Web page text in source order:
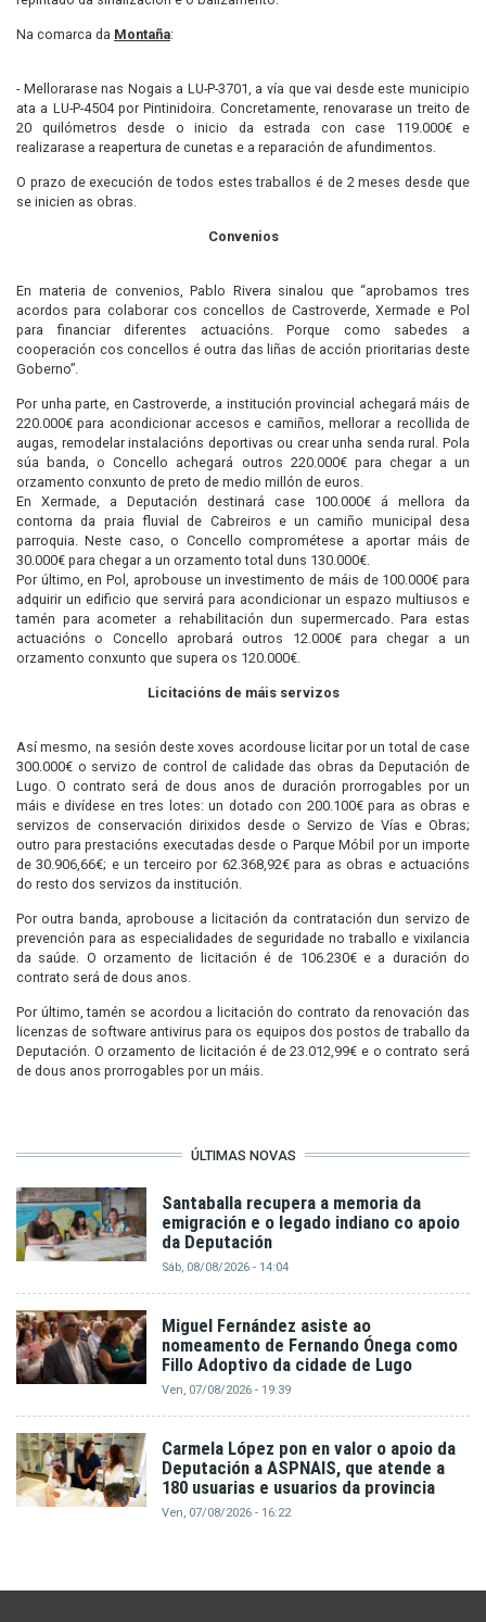
Na comarca da Montaña:
- Mellorarase nas Nogais a LU-P-3701, a vía que vai desde este municipio
ata a LU-P-4504 por Pintinidoira. Concretamente, renovarase un treito de
20 quilómetros desde o inicio da estrada con case 119.000€ e
realizarase a reapertura de cunetas e a reparación de afundimentos.
O prazo de execución de todos estes traballos é de 2 meses desde que
se inicien as obras.
Convenios
En materia de convenios, Pablo Rivera sinalou que “aprobamos tres
acordos para colaborar cos concellos de Castroverde, Xermade e Pol
para financiar diferentes actuacións. Porque como sabedes a
cooperación cos concellos é outra das liñas de acción prioritarias deste
Goberno”.
Por unha parte, en Castroverde, a institución provincial achegará máis de
220.000€ para acondicionar accesos e camiños, mellorar a recollida de
augas, remodelar instalacións deportivas ou crear unha senda rural. Pola
súa banda, o Concello achegará outros 220.000€ para chegar a un
orzamento conxunto de preto de medio millón de euros.
En Xermade, a Deputación destinará case 100.000€ á mellora da
contorna da praia fluvial de Cabreiros e un camiño municipal desa
parroquia. Neste caso, o Concello comprométese a aportar máis de
30.000€ para chegar a un orzamento total duns 130.000€.
Por último, en Pol, aprobouse un investimento de máis de 100.000€ para
adquirir un edificio que servirá para acondicionar un espazo multiusos e
tamén para acometer a rehabilitación dun supermercado. Para estas
actuacións o Concello aprobará outros 12.000€ para chegar a un
orzamento conxunto que supera os 120.000€.
Licitacións de máis servizos
Así mesmo, na sesión deste xoves acordouse licitar por un total de case
300.000€ o servizo de control de calidade das obras da Deputación de
Lugo. O contrato será de dous anos de duración prorrogables por un
máis e divídese en tres lotes: un dotado con 200.100€ para as obras e
servizos de conservación dirixidos desde o Servizo de Vías e Obras;
outro para prestacións executadas desde o Parque Móbil por un importe
de 30.906,66€; e un terceiro por 62.368,92€ para as obras e actuacións
do resto dos servizos da institución.
Por outra banda, aprobouse a licitación da contratación dun servizo de
prevención para as especialidades de seguridade no traballo e vixilancia
da saúde. O orzamento de licitación é de 106.230€ e a duración do
contrato será de dous anos.
Por último, tamén se acordou a licitación do contrato da renovación das
licenzas de software antivirus para os equipos dos postos de traballo da
Deputación. O orzamento de licitación é de 23.012,99€ e o contrato será
de dous anos prorrogables por un máis.
ÚLTIMAS NOVAS
Santaballa recupera a memoria da
emigración e o legado indiano co apoio
da Deputación
Sáb, 08/08/2026 - 14:04
Miguel Fernández asiste ao
nomeamento de Fernando Ónega como
Fillo Adoptivo da cidade de Lugo
Ven, 07/08/2026 - 19:39
Carmela López pon en valor o apoio da
Deputación a ASPNAIS, que atende a
180 usuarias e usuarios da provincia
Ven, 07/08/2026 - 16:22